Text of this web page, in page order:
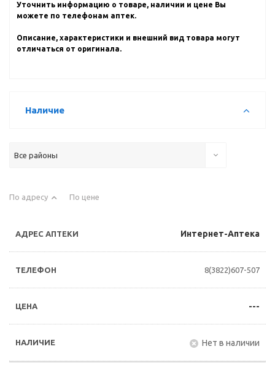
Уточнить информацию о товаре, наличии и цене Вы
можете по телефонам аптек.
Описание, характеристики и внешний вид товара могут
отличаться от оригинала.
Наличие
Все районы
По адресу По цене
Интернет-Аптека
8(3822)607-507
---
Нет в наличии